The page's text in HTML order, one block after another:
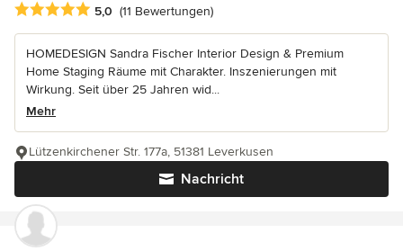
Durchschnittliche Bewertung: 5 von 5 Sternen
5,0 (11 Bewertungen)
HOMEDESIGN Sandra Fischer Interior Design & Premium
Home Staging Räume mit Charakter. Inszenierungen mit
Wirkung. Seit über 25 Jahren wid...
Mehr
Nachricht
Lützenkirchener Str. 177a, 51381 Leverkusen